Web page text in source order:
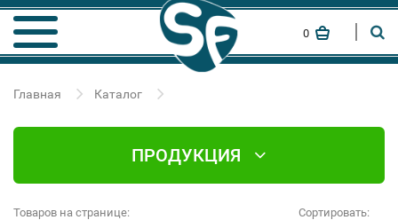
0
Главная Каталог
ПРОДУКЦИЯ
Товаров на странице: Сортировать: